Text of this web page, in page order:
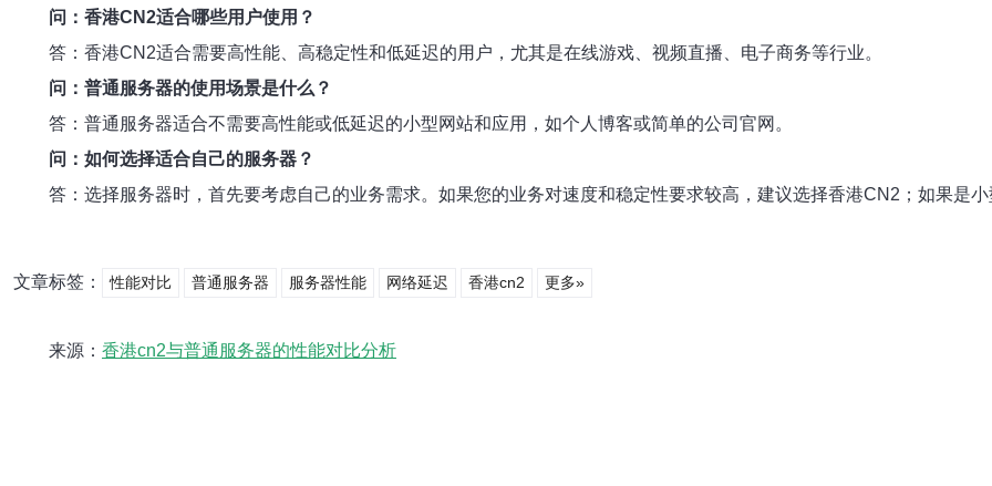
问：香港CN2适合哪些用户使用？
答：香港CN2适合需要高性能、高稳定性和低延迟的用户，尤其是在线游戏、视频直播、电子商务等行业。
问：普通服务器的使用场景是什么？
答：普通服务器适合不需要高性能或低延迟的小型网站和应用，如个人博客或简单的公司官网。
问：如何选择适合自己的服务器？
答：选择服务器时，首先要考虑自己的业务需求。如果您的业务对速度和稳定性要求较高，建议选择香港CN2；如果是
文章标签： 性能对比 普通服务器 服务器性能 网络延迟 香港cn2 更多»
来源： 香港cn2与普通服务器的性能对比分析